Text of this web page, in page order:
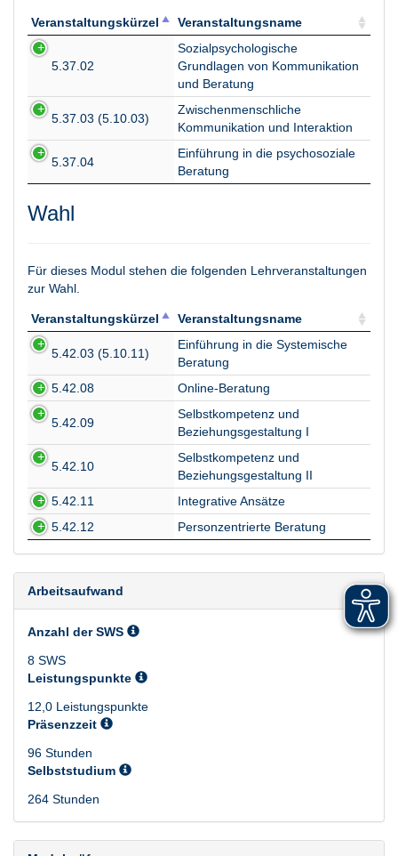
Veranstaltungskürzel
Veranstaltungsname
Veranstaltungskürzel
Veranstaltungsname
5.37.02
Sozialpsychologische
Grundlagen von Kommunikation
und Beratung
5.37.03 (5.10.03)
Zwischenmenschliche
Kommunikation und Interaktion
5.37.04
Einführung in die psychosoziale
Beratung
Wahl
Für dieses Modul stehen die folgenden Lehrveranstaltungen
zur Wahl.
Veranstaltungskürzel
Veranstaltungsname
Veranstaltungskürzel
Veranstaltungsname
5.42.03 (5.10.11)
Einführung in die Systemische
Beratung
5.42.08
Online-Beratung
5.42.09
Selbstkompetenz und
Beziehungsgestaltung I
5.42.10
Selbstkompetenz und
Beziehungsgestaltung II
5.42.11
Integrative Ansätze
5.42.12
Personzentrierte Beratung
Arbeitsaufwand
Anzahl der SWS
8 SWS
Leistungspunkte
12,0 Leistungspunkte
Präsenzzeit
96 Stunden
Selbststudium
264 Stunden